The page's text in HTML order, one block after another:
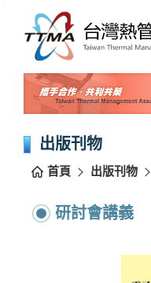
跳
出版刊物
首頁 出版刊物
研討會講義